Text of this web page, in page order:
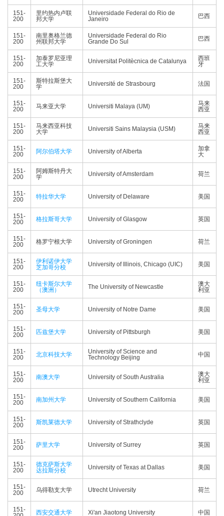
151-
200
里约热内卢联
邦大学
Universidade Federal do Rio de
Janeiro
巴西
151-
200
南里奥格兰德
州联邦大学
Universidade Federal do Rio
Grande Do Sul
巴西
151-
200
加泰罗尼亚理
工大学
Universitat Politècnica de Catalunya
西班
牙
151-
200
斯特拉斯堡大
学
Université de Strasbourg 法国
151-
200
马来亚大学 Universiti Malaya (UM)
马来
西亚
151-
200
马来西亚科技
大学
Universiti Sains Malaysia (USM)
马来
西亚
151-
200
阿尔伯塔大学 University of Alberta
加拿
大
151-
200
阿姆斯特丹大
学
University of Amsterdam 荷兰
151-
200
特拉华大学 University of Delaware 美国
151-
200
格拉斯哥大学 University of Glasgow 英国
151-
200
格罗宁根大学 University of Groningen 荷兰
151-
200
伊利诺伊大学
芝加哥分校
University of Illinois, Chicago (UIC) 美国
151-
200
纽卡斯尔大学
（澳洲）
The University of Newcastle
澳大
利亚
151-
200
圣母大学 University of Notre Dame 美国
151-
200
匹兹堡大学 University of Pittsburgh 美国
151-
200
北京科技大学
University of Science and
Technology Beijing
中国
151-
200
南澳大学 University of South Australia
澳大
利亚
151-
200
南加州大学 University of Southern California 美国
151-
200
斯凯莱德大学 University of Strathclyde 英国
151-
200
萨里大学 University of Surrey 英国
151-
200
德克萨斯大学
达拉斯分校
University of Texas at Dallas 美国
151-
200
乌得勒支大学 Utrecht University 荷兰
151-
西安交通大学 Xi'an Jiaotong University 中国